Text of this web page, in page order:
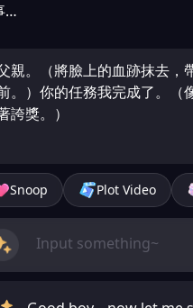
…
親。（將臉上的血跡抹去，
。）你的任務我完成了。（
誇獎。）
Snoop Plot Video